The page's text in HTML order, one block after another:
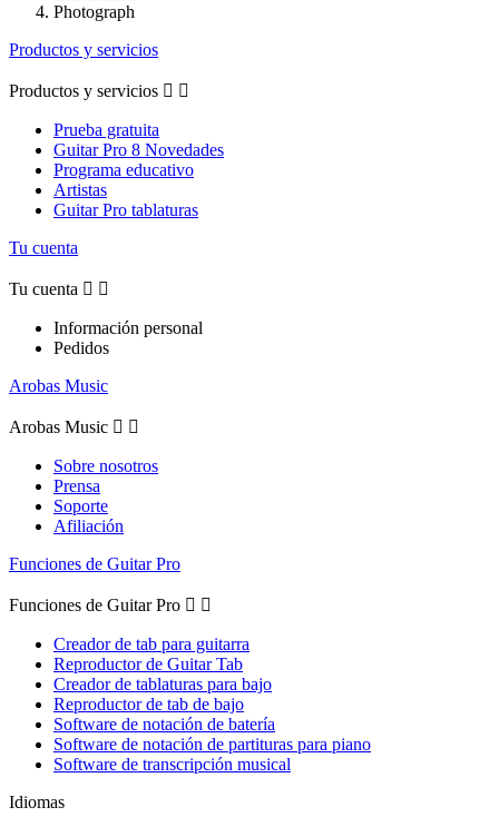
Photograph
Productos y servicios
Productos y servicios  
Prueba gratuita
Guitar Pro 8 Novedades
Programa educativo
Artistas
Guitar Pro tablaturas
Tu cuenta
Tu cuenta  
Información personal
Pedidos
Arobas Music
Arobas Music  
Sobre nosotros
Prensa
Soporte
Afiliación
Funciones de Guitar Pro
Funciones de Guitar Pro  
Creador de tab para guitarra
Reproductor de Guitar Tab
Creador de tablaturas para bajo
Reproductor de tab de bajo
Software de notación de batería
Software de notación de partituras para piano
Software de transcripción musical
Idiomas